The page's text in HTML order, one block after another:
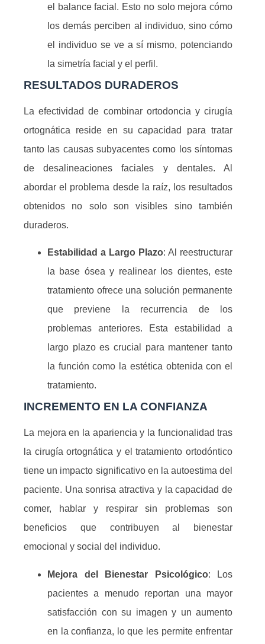
el balance facial. Esto no solo mejora cómo
los demás perciben al individuo, sino cómo
el individuo se ve a sí mismo, potenciando
la simetría facial y el perfil.
RESULTADOS DURADEROS
La efectividad de combinar ortodoncia y cirugía
ortognática reside en su capacidad para tratar
tanto las causas subyacentes como los síntomas
de desalineaciones faciales y dentales. Al
abordar el problema desde la raíz, los resultados
obtenidos no solo son visibles sino también
duraderos.
Estabilidad a Largo Plazo: Al reestructurar
la base ósea y realinear los dientes, este
tratamiento ofrece una solución permanente
que previene la recurrencia de los
problemas anteriores. Esta estabilidad a
largo plazo es crucial para mantener tanto
la función como la estética obtenida con el
tratamiento.
INCREMENTO EN LA CONFIANZA
La mejora en la apariencia y la funcionalidad tras
la cirugía ortognática y el tratamiento ortodóntico
tiene un impacto significativo en la autoestima del
paciente. Una sonrisa atractiva y la capacidad de
comer, hablar y respirar sin problemas son
beneficios que contribuyen al bienestar
emocional y social del individuo.
Mejora del Bienestar Psicológico: Los
pacientes a menudo reportan una mayor
satisfacción con su imagen y un aumento
en la confianza, lo que les permite enfrentar